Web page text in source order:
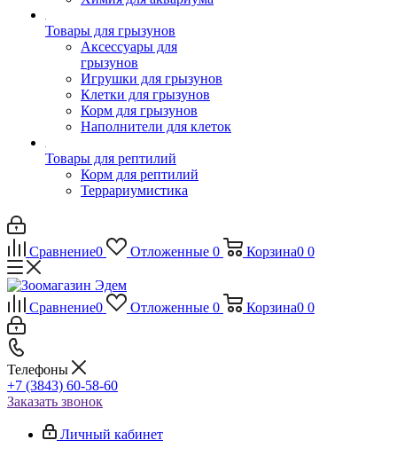
Товары для грызунов
Аксессуары для
грызунов
Игрушки для грызунов
Клетки для грызунов
Корм для грызунов
Наполнители для клеток
Товары для рептилий
Корм для рептилий
Террариумистика
Сравнение0 Отложенные 0 Корзина0 0
Сравнение0 Отложенные 0 Корзина0 0
Телефоны
+7 (3843) 60-58-60
Заказать звонок
Личный кабинет